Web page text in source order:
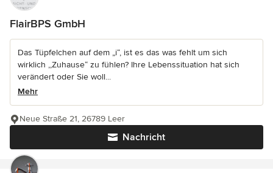
FlairBPS GmbH
Das Tüpfelchen auf dem „i“, ist es das was fehlt um sich
wirklich ,,Zuhause“ zu fühlen? Ihre Lebenssituation hat sich
verändert oder Sie woll...
Mehr
Nachricht
Neue Straße 21, 26789 Leer